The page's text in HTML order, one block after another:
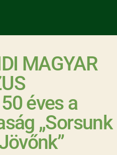
MAGYAR
éves a
„Sorsunk